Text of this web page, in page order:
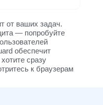
от ваших задач.
— попробуйте
обеспечит
сразу
к браузерам